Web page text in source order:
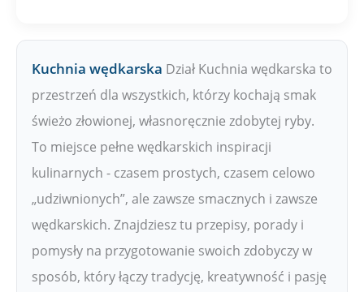
Kuchnia wędkarska Dział Kuchnia wędkarska to
przestrzeń dla wszystkich, którzy kochają smak
świeżo złowionej, własnoręcznie zdobytej ryby.
To miejsce pełne wędkarskich inspiracji
kulinarnych - czasem prostych, czasem celowo
„udziwnionych”, ale zawsze smacznych i zawsze
wędkarskich. Znajdziesz tu przepisy, porady i
pomysły na przygotowanie swoich zdobyczy w
sposób, który łączy tradycję, kreatywność i pasję